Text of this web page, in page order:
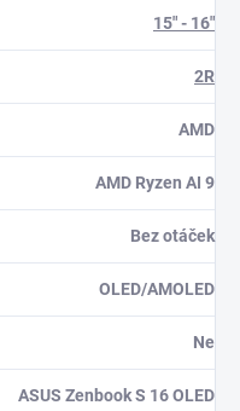
15" - 16"
2R
AMD
AMD Ryzen AI 9
Bez otáček
OLED/AMOLED
Ne
ASUS Zenbook S 16 OLED